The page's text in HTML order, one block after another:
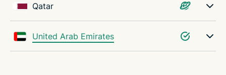
Qatar
United Arab Emirates